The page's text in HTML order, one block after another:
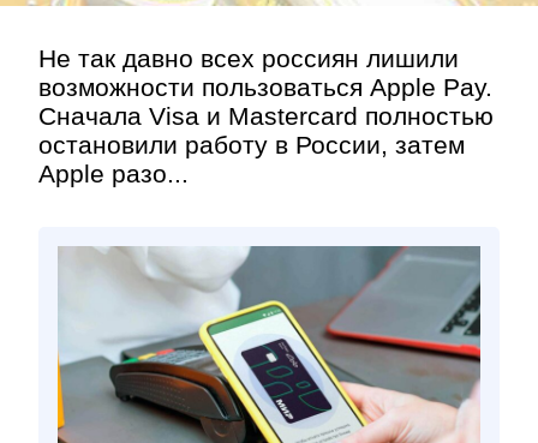
Не так давно всех россиян лишили
возможности пользоваться Apple Pay.
Сначала Visa и Mastercard полностью
остановили работу в России, затем
Apple разо...
Контакт»